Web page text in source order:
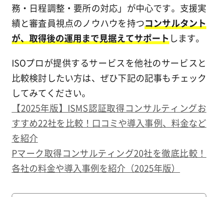
務・日程調整・要所の対応」が中心です。支援実
績と審査員視点のノウハウを持つコンサルタント
が、取得後の運用まで見据えてサポート します。
ISOプロが提供するサービスを他社のサービスと
比較検討したい方は、ぜひ下記の記事もチェック
してみてください。
【2025年版】ISMS認証取得コンサルティングお
すすめ22社を比較！口コミや導入事例、料金など
を紹介
Pマーク取得コンサルティング20社を徹底比較！
各社の料金や導入事例を紹介（2025年版）